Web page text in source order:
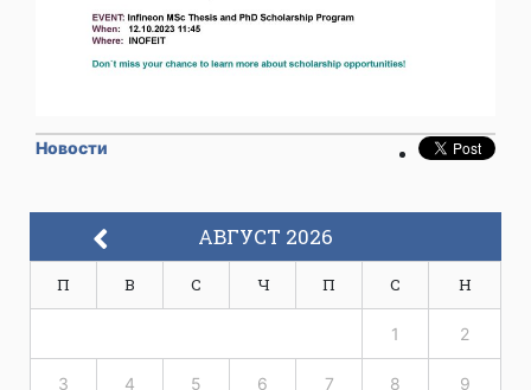
Новости
АВГУСТ 2026
П В С Ч П С Н
1 2
3 4 5 6 7 8 9